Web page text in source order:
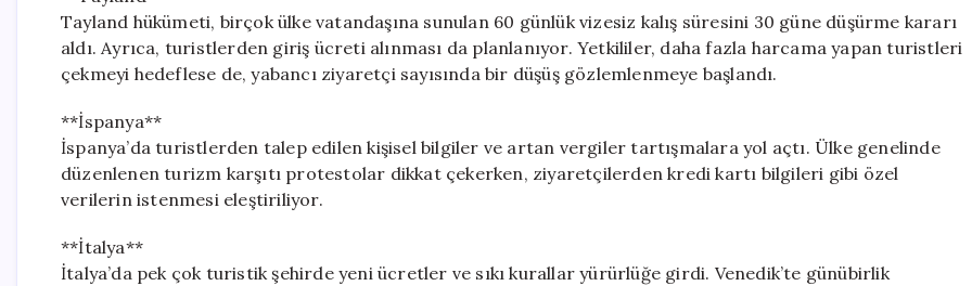
Tayland hükümeti, birçok ülke vatandaşına sunulan 60 günlük vizesiz kalış süresini 30 güne düşürme kararı
aldı. Ayrıca, turistlerden giriş ücreti alınması da planlanıyor. Yetkililer, daha fazla harcama yapan turistleri
çekmeyi hedeflese de, yabancı ziyaretçi sayısında bir düşüş gözlemlenmeye başlandı.
**İspanya**
İspanya’da turistlerden talep edilen kişisel bilgiler ve artan vergiler tartışmalara yol açtı. Ülke genelinde
düzenlenen turizm karşıtı protestolar dikkat çekerken, ziyaretçilerden kredi kartı bilgileri gibi özel
verilerin istenmesi eleştiriliyor.
**İtalya**
İtalya’da pek çok turistik şehirde yeni ücretler ve sıkı kurallar yürürlüğe girdi. Venedik’te günübirlik